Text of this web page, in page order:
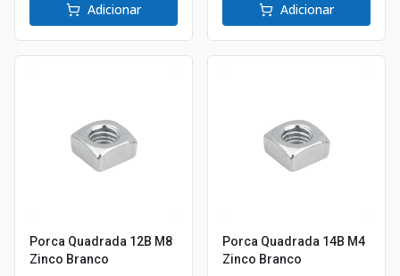
Adicionar Adicionar
Porca Quadrada 12B M8
Zinco Branco
Porca Quadrada 14B M4
Zinco Branco